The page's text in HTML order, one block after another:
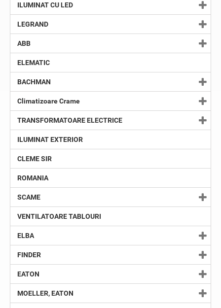
ILUMINAT CU LED
LEGRAND
ABB
ELEMATIC
BACHMAN
Climatizoare Crame
TRANSFORMATOARE ELECTRICE
ILUMINAT EXTERIOR
CLEME SIR
ROMANIA
SCAME
VENTILATOARE TABLOURI
ELBA
FINDER
EATON
MOELLER, EATON